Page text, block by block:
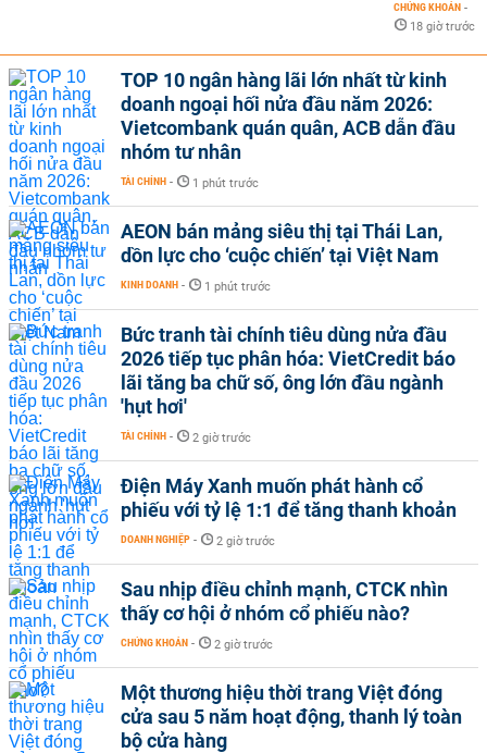
CHỨNG KHOÁN -
18 giờ trước
TOP 10 ngân hàng lãi lớn nhất từ kinh
doanh ngoại hối nửa đầu năm 2026:
Vietcombank quán quân, ACB dẫn đầu
nhóm tư nhân
TÀI CHÍNH - 1 phút trước
AEON bán mảng siêu thị tại Thái Lan,
dồn lực cho ‘cuộc chiến’ tại Việt Nam
KINH DOANH - 1 phút trước
Bức tranh tài chính tiêu dùng nửa đầu
2026 tiếp tục phân hóa: VietCredit báo
lãi tăng ba chữ số, ông lớn đầu ngành
'hụt hơi'
TÀI CHÍNH - 2 giờ trước
Điện Máy Xanh muốn phát hành cổ
phiếu với tỷ lệ 1:1 để tăng thanh khoản
DOANH NGHIỆP - 2 giờ trước
Sau nhịp điều chỉnh mạnh, CTCK nhìn
thấy cơ hội ở nhóm cổ phiếu nào?
CHỨNG KHOÁN - 2 giờ trước
Một thương hiệu thời trang Việt đóng
cửa sau 5 năm hoạt động, thanh lý toàn
bộ cửa hàng